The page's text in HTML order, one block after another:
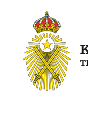
innehållet